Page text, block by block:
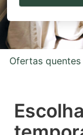
to
with
the
select
Ofertas quentes